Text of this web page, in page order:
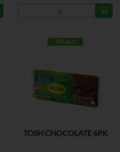
REGALO
TOSH CHOCOLATE 6PK